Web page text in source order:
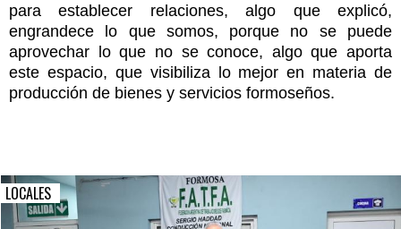
para establecer relaciones, algo que explicó,
engrandece lo que somos, porque no se puede
aprovechar lo que no se conoce, algo que aporta
este espacio, que visibiliza lo mejor en materia de
producción de bienes y servicios formoseños.
LOCALES